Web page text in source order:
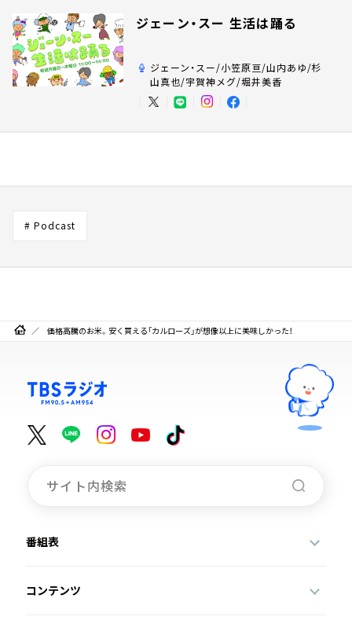
ジェーン・スー 生活は踊る
ジェーン・スー/小笠原亘/山内あゆ/杉
山真也/宇賀神メグ/堀井美香
# Podcast
価格高騰のお米。安く買える「カルローズ」が想像以上に美味しかった！
番組表
コンテンツ